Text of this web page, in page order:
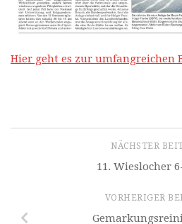
Hier geht es zur umfangreichen
NÄCHSTER
11. Wieslocher
VORHERIGER